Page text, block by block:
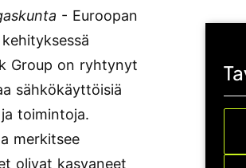
- Euroopan
Group on ryhtynyt
sähkökäyttöisiä
toimintoja.
merkitsee
olivat kasvaneet